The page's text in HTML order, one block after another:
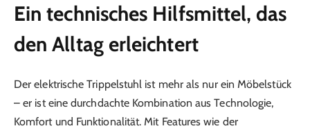
Ein technisches Hilfsmittel, das
den Alltag erleichtert
Der elektrische Trippelstuhl ist mehr als nur ein Möbelstück
– er ist eine durchdachte Kombination aus Technologie,
Komfort und Funktionalität. Mit Features wie der